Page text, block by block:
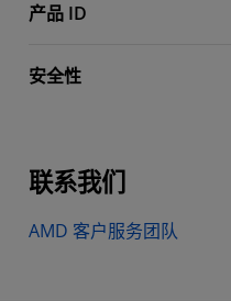
产品 ID
安全性
联系我们
AMD 客户服务团队